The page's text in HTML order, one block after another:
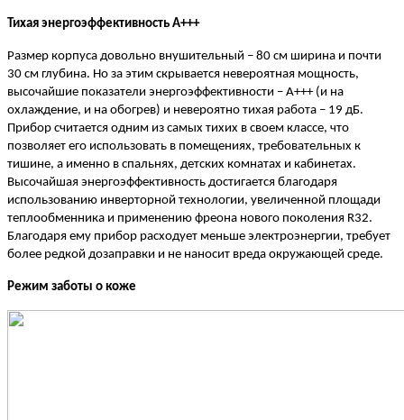
Тихая энергоэффективность А+++
Размер корпуса довольно внушительный – 80 см ширина и почти
30 см глубина. Но за этим скрывается невероятная мощность,
высочайшие показатели энергоэффективности – А+++ (и на
охлаждение, и на обогрев) и невероятно тихая работа – 19 дБ.
Прибор считается одним из самых тихих в своем классе, что
позволяет его использовать в помещениях, требовательных к
тишине, а именно в спальнях, детских комнатах и кабинетах.
Высочайшая энергоэффективность достигается благодаря
использованию инверторной технологии, увеличенной площади
теплообменника и применению фреона нового поколения R32.
Благодаря ему прибор расходует меньше электроэнергии, требует
более редкой дозаправки и не наносит вреда окружающей среде.
Режим заботы о коже